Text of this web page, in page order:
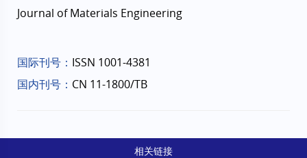
Journal of Materials Engineering
国际刊号： ISSN 1001-4381
国内刊号： CN 11-1800/TB
相关链接